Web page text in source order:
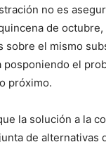
no es
de
sobre el mismo
posponiendo el
próximo.
la solución a la
de alternativas